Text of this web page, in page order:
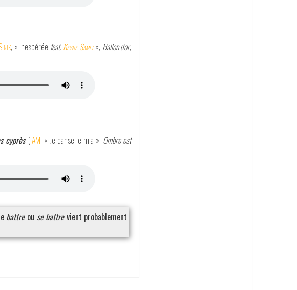
, « Inespérée feat.Kayna Samet», Ballon d'or,
cyprès (IAM, « Je danse le mia », Ombre est
battreou se battrevient probablement